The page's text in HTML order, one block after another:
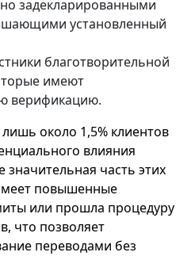
задекларированными
установленный
благотворительной
имеют
верификацию.
около 1,5% клиентов
влияния
часть этих
повышенные
или прошла процедуру
что позволяет
переводами без